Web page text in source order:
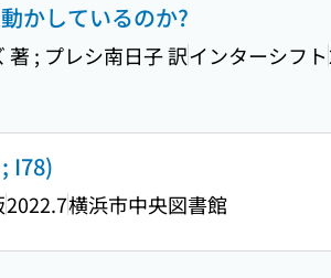
かしているのか?
; プレシ南日子 訳インターシフト
I78)
2022.7横浜市中央図書館